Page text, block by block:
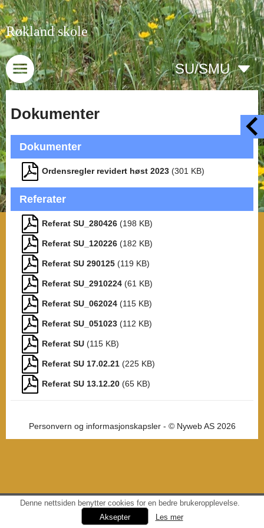
Røkland skole
SU/SMU
Dokumenter
Dokumenter
Ordensregler revidert høst 2023 (301 KB)
Referater
Referat SU_280426 (198 KB)
Referat SU_120226 (182 KB)
Referat SU 290125 (119 KB)
Referat SU_2910224 (61 KB)
Referat SU_062024 (115 KB)
Referat SU_051023 (112 KB)
Referat SU (115 KB)
Referat SU 17.02.21 (225 KB)
Referat SU 13.12.20 (65 KB)
Personvern og informasjonskapsler- © Nyweb AS 2026
Denne nettsiden benytter cookies for en bedre brukeropplevelse.
Les mer